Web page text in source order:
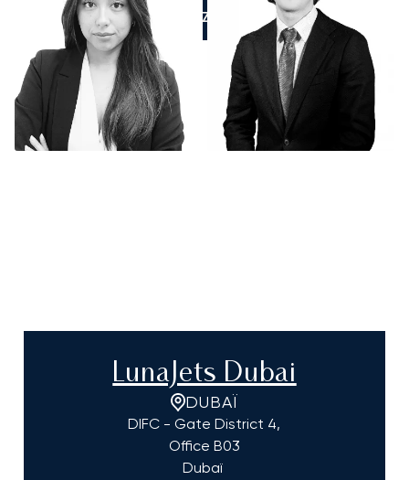
APPELEZ-NOUS
LunaJets Dubai
DUBAÏ
DIFC - Gate District 4,
Office B03
Dubaï